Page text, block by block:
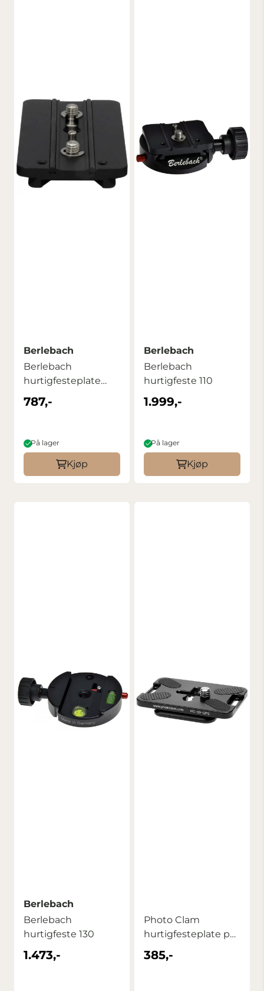
Berlebach
Berlebach
hurtigfesteplate
050M
787,-
På lager
Kjøp
Berlebach
Berlebach
hurtigfeste 110
1.999,-
På lager
Kjøp
Berlebach
Berlebach
hurtigfeste 130
1.473,-
Photo Clam
hurtigfesteplate pc-
59-up3
385,-